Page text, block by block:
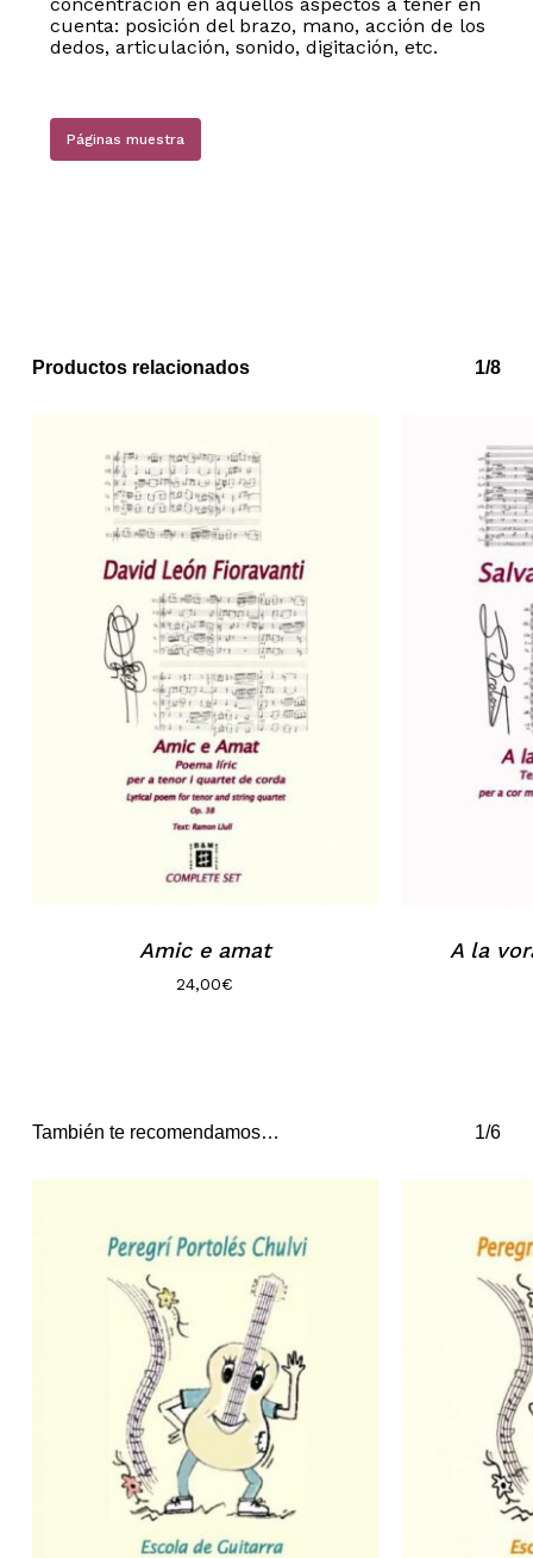
Go to shop
cuenta: posición del brazo, mano, acción de los
dedos, articulación, sonido, digitación, etc.
Páginas muestra
Productos relacionados 1/8
Amic e amat
24,00€
A la
También te recomendamos… 1/6